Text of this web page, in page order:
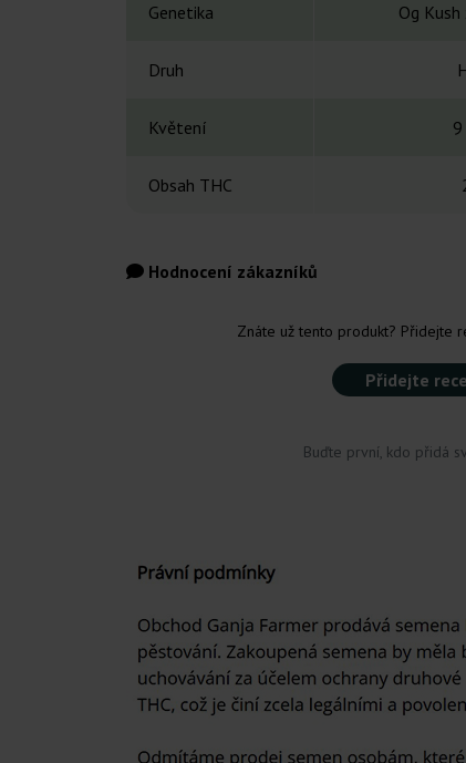
Genetika Og
Druh
Květení
Obsah THC
Hodnocení zákazníků
Znáte už tento produkt? Přidejte
Přidejte
Buďte první, kdo přidá